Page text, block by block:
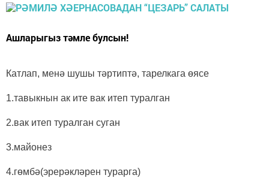
Ашларыгыз тәмле булсын!
Катлап, менә шушы тәртиптә, тарелкага өясе
1.тавыкнын ак ите вак итеп туралган
2.вак итеп туралган суган
3.майонез
4.гөмбә(эрерәкләрен турарга)